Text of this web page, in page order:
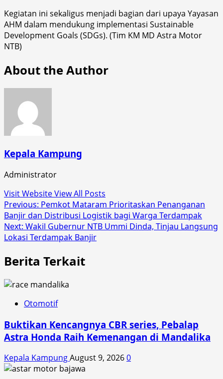
Kegiatan ini sekaligus menjadi bagian dari upaya Yayasan
AHM dalam mendukung implementasi Sustainable
Development Goals (SDGs). (Tim KM MD Astra Motor
NTB)
About the Author
Kepala Kampung
Administrator
Visit WebsiteView All Posts
Post
navigation
Previous: Pemkot Mataram Prioritaskan Penanganan
Banjir dan Distribusi Logistik bagi Warga Terdampak
Next: Wakil Gubernur NTB Ummi Dinda, Tinjau Langsung
Lokasi Terdampak Banjir
Berita Terkait
Otomotif
Buktikan Kencangnya CBR series, Pebalap
Astra Honda Raih Kemenangan di Mandalika
Kepala KampungAugust 9, 20260